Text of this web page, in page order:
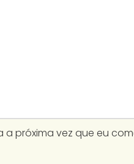
próxima vez que eu